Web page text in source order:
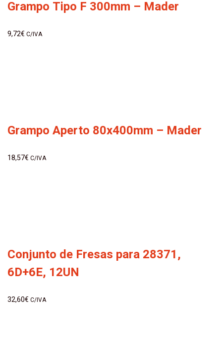
Grampo Tipo F 300mm – Mader
9,72€ C/IVA
Grampo Aperto 80x400mm – Mader
18,57€ C/IVA
Conjunto de Fresas para 28371,
6D+6E, 12UN
32,60€ C/IVA